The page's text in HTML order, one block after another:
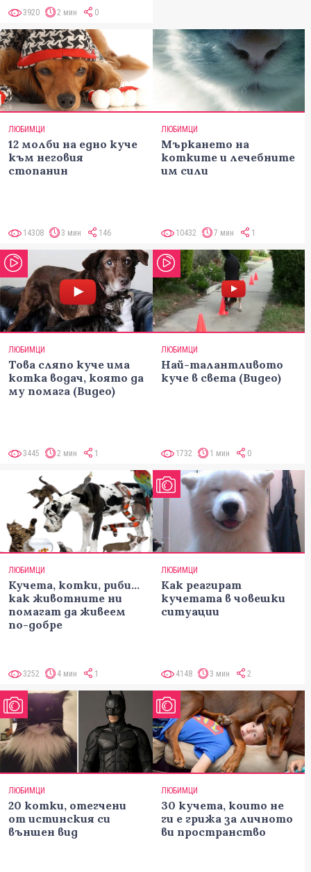
3920 2 мин 0
ЛЮБИМЦИ
12 молби на едно куче
към неговия
стопанин
14308 3 мин 146
ЛЮБИМЦИ
Мъркането на
котките и лечебните
им сили
10432 7 мин 1
ЛЮБИМЦИ
Това сляпо куче има
котка водач, която да
му помага (Видео)
3445 2 мин 1
ЛЮБИМЦИ
Най-талантливото
куче в света (Видео)
1732 1 мин 0
ЛЮБИМЦИ
Кучета, котки, риби...
как животните ни
помагат да живеем
по-добре
3252 4 мин 1
ЛЮБИМЦИ
Как реагират
кучетата в човешки
ситуации
4148 3 мин 2
ЛЮБИМЦИ
20 котки, отегчени
от истинския си
външен вид
ЛЮБИМЦИ
30 кучета, които не
ги е грижа за личното
ви пространство